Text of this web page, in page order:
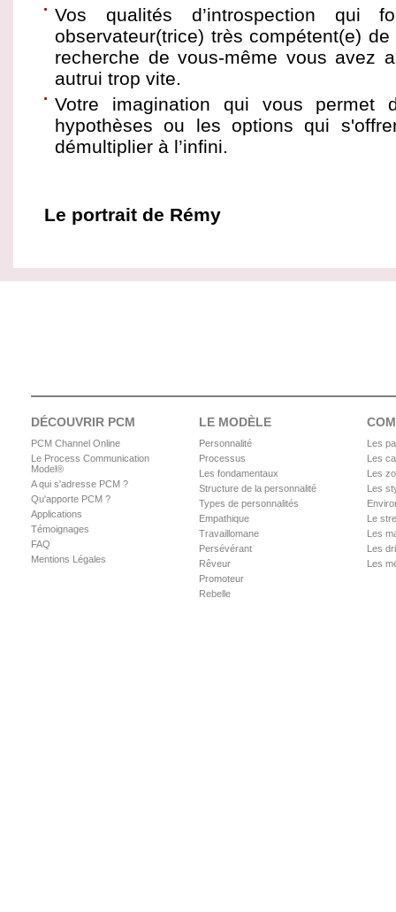
Vos qualités d’introspection qui
observateur(trice) très compétent(e)
recherche de vous-même vous avez
autrui trop vite.
Votre imagination qui vous permet
hypothèses ou les options qui
démultiplier à l’infini.
Le portrait de Rémy
DÉCOUVRIR PCM
PCM Channel Online
Le Process Communication
Model®
A qui s'adresse PCM ?
Qu'apporte PCM ?
Applications
Témoignages
FAQ
Mentions Légales
LE MODÈLE
Personnalité
Processus
Les fondamentaux
Structure de la personnalité
Types de personnalités
Empathique
Travaillomane
Persévérant
Rêveur
Promoteur
Rebelle
Les
Les
Les
Les
Le
Les
Les
Les